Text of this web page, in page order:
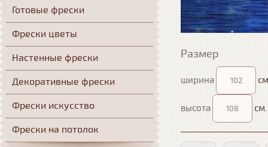
Размер
ширина
высота см.
Готовые фрески
Фрески цветы
Настенные фрески
Декоративные фрески
Фрески искусство
Фрески на потолок